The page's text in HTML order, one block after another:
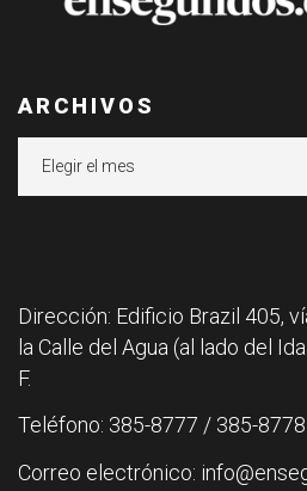
ARCHIVOS
Dirección: Edificio Brazil 405,
la Calle del Agua (al lado del
F.
Teléfono: 385-8777 / 385-8778
Correo electrónico: